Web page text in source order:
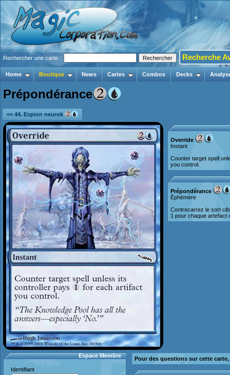
Rechercher une carte : Recherche
Home Boutique News Cartes Combos Decks
Prépondérance
<< 44. Espion neurok
Override
Instant
Counter target spell
you control.
Prépondérance
Éphémère
Contrecarrez le sort
1 pour chaque artefact
Espace Membre
Identifiant
Pour des questions sur cette